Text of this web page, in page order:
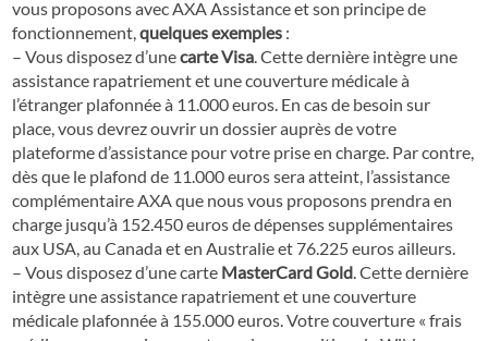
vous proposons avec AXA Assistance et son principe de
fonctionnement,quelques exemples :
– Vous disposez d’unecarte Visa. Cette dernière intègre une
assistance rapatriement et une couverture médicale à
l’étranger plafonnée à 11.000 euros. En cas de besoin sur
place, vous devrez ouvrir un dossier auprès de votre
plateforme d’assistance pour votre prise en charge. Par contre,
dès que le plafond de 11.000 euros sera atteint, l’assistance
complémentaire AXA que nous vous proposons prendra en
charge jusqu’à 152.450 euros de dépenses supplémentaires
aux USA, au Canada et en Australie et 76.225 euros ailleurs.
– Vous disposez d’une carte MasterCard Gold. Cette dernière
intègre une assistance rapatriement et une couverture
médicale plafonnée à 155.000 euros. Votre couverture « frais